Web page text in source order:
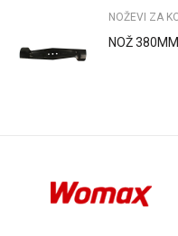
NOŽEVI ZA
NOŽ